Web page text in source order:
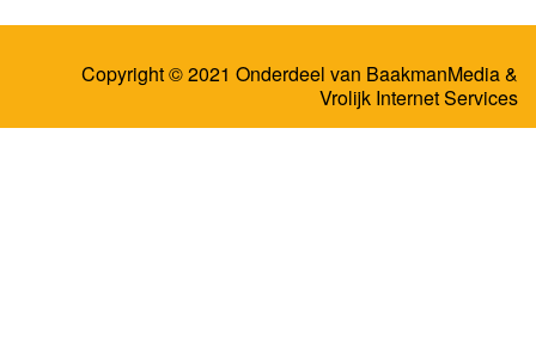
Copyright © 2021 Onderdeel van BaakmanMedia&
Vrolijk Internet Services